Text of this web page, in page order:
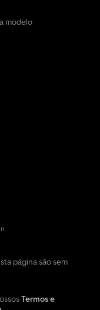
modelo
página são sem
Termos e